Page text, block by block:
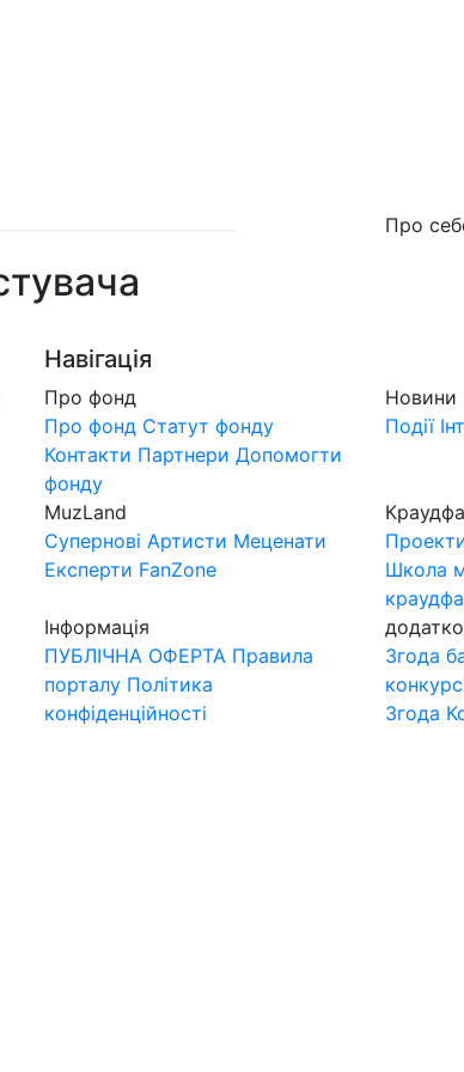
Про
Навігація
Про фонд
Про фонд Статут фонду
Контакти Партнери Допомогти
фонду
Новини
Події
MuzLand
Супернові Артисти Меценати
Експерти FanZone
Школа
Інформація
ПУБЛІЧНА ОФЕРТА Правила
порталу Політика
конфіденційності
Згода
Згода